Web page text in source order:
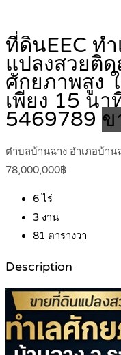
ที่ดินEEC ทำ
แปลงสวยติ
ศักยภาพสูง
เพียง 15 น
5469789 ข
ตำบลบ้านฉาง อำเภอบ้าน
78,000,000฿
6ไร่
3 งาน
81 ตารางวา
Description